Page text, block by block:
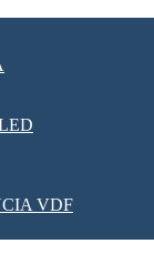
VDF